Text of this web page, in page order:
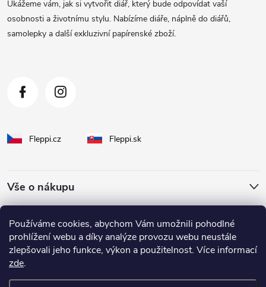
Používáme cookies, abychom Vám umožnili pohodlné
prohlížení webu a díky analýze provozu webu neustále
zlepšovali jeho funkce, výkon a použitelnost. Více informací
zde.
Ukážeme vám, jak si vytvořit diář, který bude odpovídat vaší
osobnosti a životnímu stylu. Nabízíme diáře, náplně do diářů,
samolepky a další exkluzivní papírenské zboží.
Fleppi.cz Fleppi.sk
Vše o nákupu
O Fleppi
Inspirace pro vás